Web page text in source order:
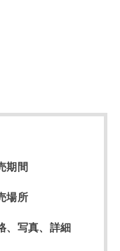
期間
場所
、写真、詳細